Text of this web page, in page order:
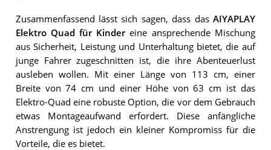
Zusammenfassend lässt sich sagen, dass das AIYAPLAY
Elektro Quad für Kindereine ansprechende Mischung
aus Sicherheit, Leistung und Unterhaltung bietet, die auf
junge Fahrer zugeschnitten ist, die ihre Abenteuerlust
ausleben wollen. Mit einer Länge von 113 cm, einer
Breite von 74 cm und einer Höhe von 63 cm ist das
Elektro-Quad eine robuste Option, die vor dem Gebrauch
etwas Montageaufwand erfordert. Diese anfängliche
Anstrengung ist jedoch ein kleiner Kompromiss für die
Vorteile, die es bietet.